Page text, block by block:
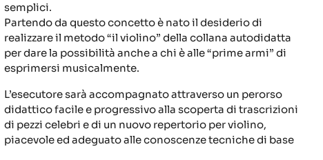
semplici.
Partendo da questo concetto è nato il desiderio di
realizzare il metodo “il violino” della collana autodidatta
per dare la possibilità anche a chi è alle “prime armi” di
esprimersi musicalmente.
L’esecutore sarà accompagnato attraverso un perorso
didattico facile e progressivo alla scoperta di trascrizioni
di pezzi celebri e di un nuovo repertorio per violino,
piacevole ed adeguato alle conoscenze tecniche di base